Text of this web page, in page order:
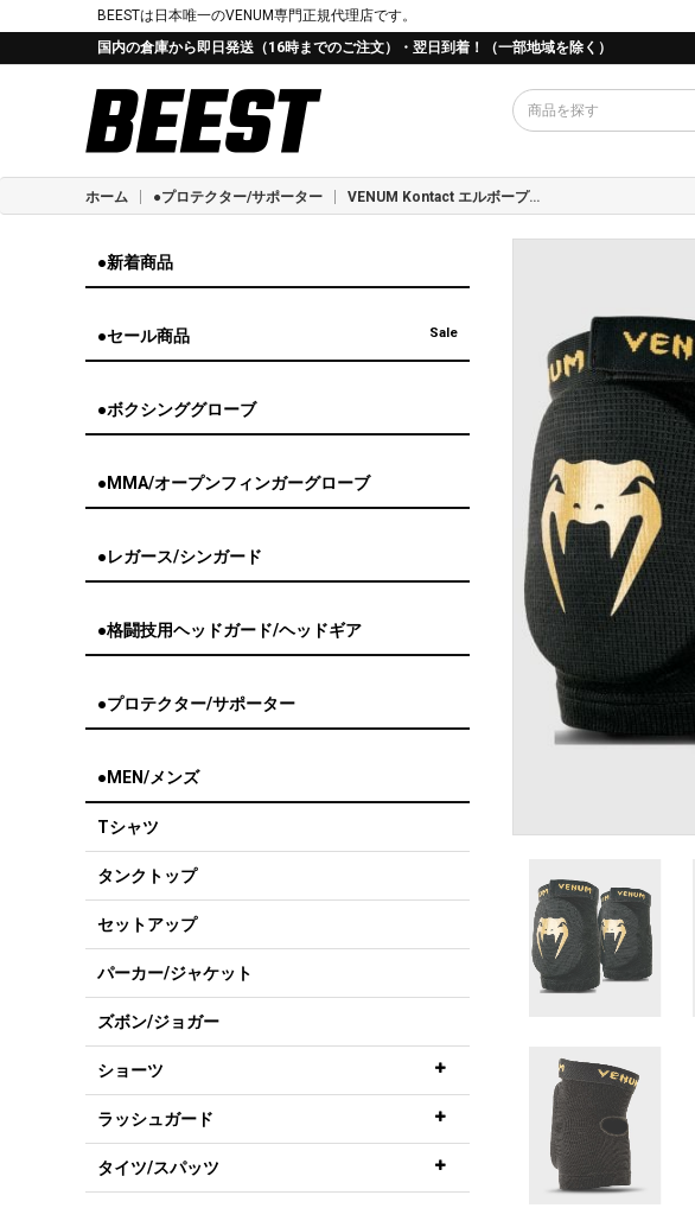
BEESTは日本唯一のVENUM専門正規代理店です。
国内の倉庫から即日発送（16時までのご注文）・翌日到着！（一部地域を除く）
ホーム ●プロテクター/サポーター VENUM Kontact エルボープロテクター - ブラック/ゴールド
●新着商品
●セール商品 Sale
●ボクシンググローブ
●MMA/オープンフィンガーグローブ
●レガース/シンガード
●格闘技用ヘッドガード/ヘッドギア
●プロテクター/サポーター
●MEN/メンズ
Tシャツ
タンクトップ
セットアップ
パーカー/ジャケット
ズボン/ジョガー
ショーツ
ラッシュガード
タイツ/スパッツ